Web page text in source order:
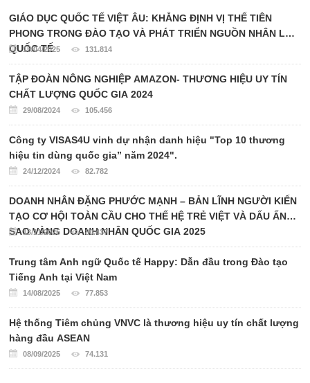
GIÁO DỤC QUỐC TẾ VIỆT ÂU: KHẲNG ĐỊNH VỊ THẾ TIÊN
PHONG TRONG ĐÀO TẠO VÀ PHÁT TRIỂN NGUỒN NHÂN LỰC
QUỐC TẾ
15/04/2025 131.814
TẬP ĐOÀN NÔNG NGHIỆP AMAZON- THƯƠNG HIỆU UY TÍN
CHẤT LƯỢNG QUỐC GIA 2024
29/08/2024 105.456
Công ty VISAS4U vinh dự nhận danh hiệu "Top 10 thương
hiệu tin dùng quốc gia” năm 2024".
24/12/2024 82.782
DOANH NHÂN ĐẶNG PHƯỚC MẠNH – BẢN LĨNH NGƯỜI KIẾN
TẠO CƠ HỘI TOÀN CẦU CHO THẾ HỆ TRẺ VIỆT VÀ DẤU ẤN
SAO VÀNG DOANH NHÂN QUỐC GIA 2025
13/11/2025 80.437
Trung tâm Anh ngữ Quốc tế Happy: Dẫn đầu trong Đào tạo
Tiếng Anh tại Việt Nam
14/08/2025 77.853
Hệ thống Tiêm chủng VNVC là thương hiệu uy tín chất lượng
hàng đầu ASEAN
08/09/2025 74.131